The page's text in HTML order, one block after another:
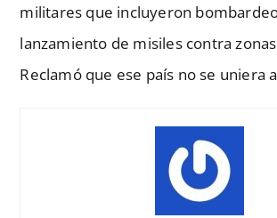
militares que incluyeron
lanzamiento de misiles contra
Reclamó que ese país no se uniera